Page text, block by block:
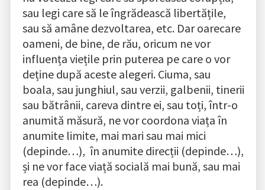
sau legi care să le îngrădească libertățile,
sau să amâne dezvoltarea, etc. Dar oarecare
oameni, de bine, de rău, oricum ne vor
influența viețile prin puterea pe care o vor
deține după aceste alegeri. Ciuma, sau
boala, sau junghiul, sau verzii, galbenii, tinerii
sau bătrânii, careva dintre ei, sau toți, într-o
anumită măsură, ne vor coordona viața în
anumite limite, mai mari sau mai mici
(depinde…), în anumite direcții (depinde…),
și ne vor face viață socială mai bună, sau mai
rea (depinde…).